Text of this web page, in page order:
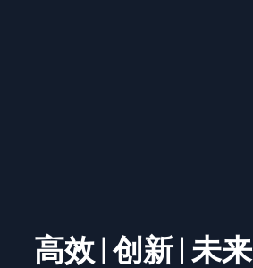
高效 | 创新 | 未来